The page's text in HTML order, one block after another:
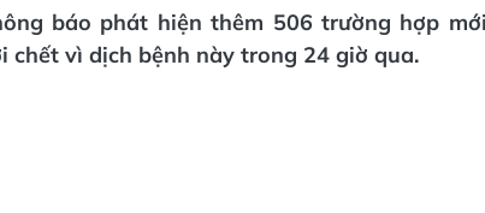
báo phát hiện thêm 506 trường hợp
chết vì dịch bệnh này trong 24 giờ qua.